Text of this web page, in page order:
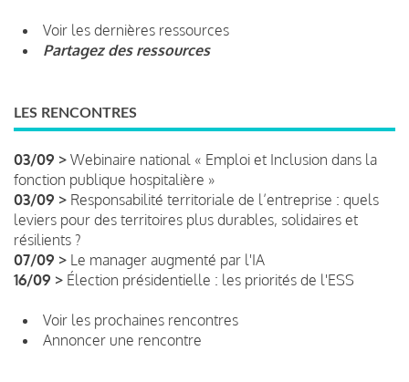
Voir les dernières ressources
Partagez des ressources
LES RENCONTRES
03/09 > Webinaire national « Emploi et Inclusion dans la
fonction publique hospitalière »
03/09 > Responsabilité territoriale de l’entreprise : quels
leviers pour des territoires plus durables, solidaires et
résilients ?
07/09 > Le manager augmenté par l'IA
16/09 > Élection présidentielle : les priorités de l'ESS
Voir les prochaines rencontres
Annoncer une rencontre